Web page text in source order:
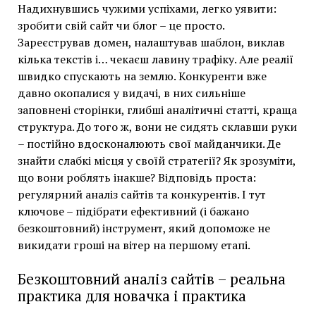
Надихнувшись чужими успіхами, легко уявити:
зробити свій сайт чи блог – це просто.
Зареєстрував домен, налаштував шаблон, виклав
кілька текстів і… чекаєш лавину трафіку. Але реалії
швидко спускають на землю. Конкуренти вже
давно окопалися у видачі, в них сильніше
заповнені сторінки, глибші аналітичні статті, краща
структура. До того ж, вони не сидять склавши руки
– постійно вдосконалюють свої майданчики. Де
знайти слабкі місця у своїй стратегії? Як зрозуміти,
що вони роблять інакше? Відповідь проста:
регулярний аналіз сайтів та конкурентів. І тут
ключове – підібрати ефективний (і бажано
безкоштовний) інструмент, який допоможе не
викидати гроші на вітер на першому етапі.
Безкоштовний аналіз сайтів – реальна
практика для новачка і практика